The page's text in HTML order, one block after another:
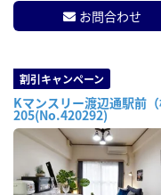
お問合わせ
割引キャンペーン
Kマンスリー渡辺通駅前
205(No.420292)